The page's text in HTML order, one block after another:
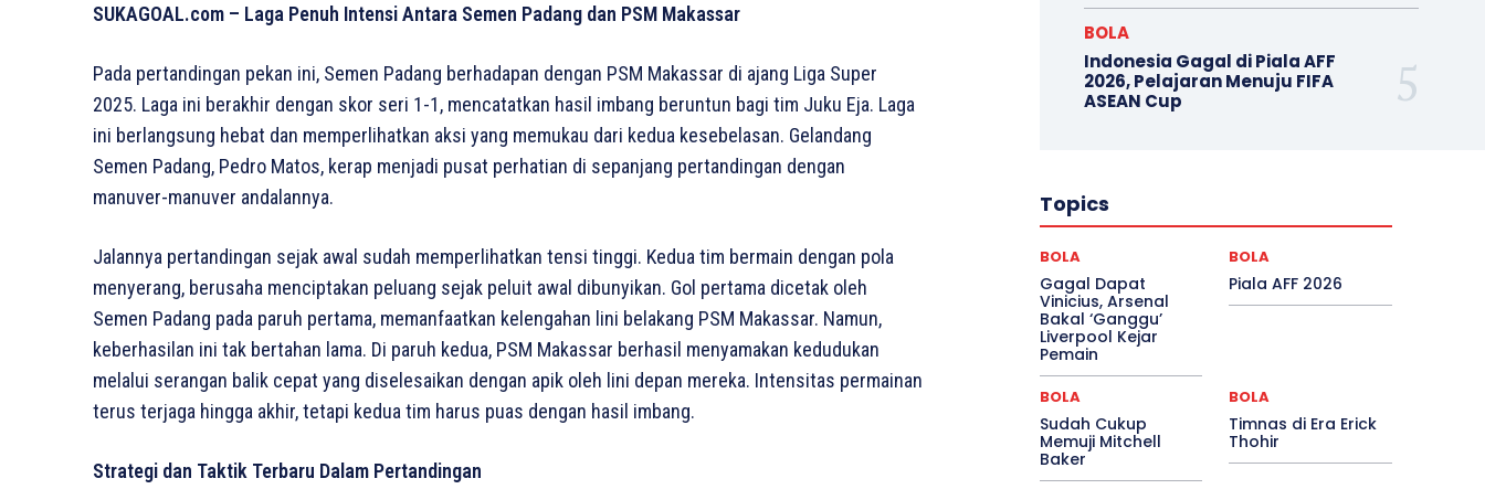
SUKAGOAL.com – Laga Penuh Intensi Antara Semen Padang dan PSM Makassar
Pada pertandingan pekan ini, Semen Padang berhadapan dengan PSM Makassar di ajang Liga Super
2025. Laga ini berakhir dengan skor seri 1-1, mencatatkan hasil imbang beruntun bagi tim Juku Eja. Laga
ini berlangsung hebat dan memperlihatkan aksi yang memukau dari kedua kesebelasan. Gelandang
Semen Padang, Pedro Matos, kerap menjadi pusat perhatian di sepanjang pertandingan dengan
manuver-manuver andalannya.
Jalannya pertandingan sejak awal sudah memperlihatkan tensi tinggi. Kedua tim bermain dengan pola
menyerang, berusaha menciptakan peluang sejak peluit awal dibunyikan. Gol pertama dicetak oleh
Semen Padang pada paruh pertama, memanfaatkan kelengahan lini belakang PSM Makassar. Namun,
keberhasilan ini tak bertahan lama. Di paruh kedua, PSM Makassar berhasil menyamakan kedudukan
melalui serangan balik cepat yang diselesaikan dengan apik oleh lini depan mereka. Intensitas permainan
terus terjaga hingga akhir, tetapi kedua tim harus puas dengan hasil imbang.
Strategi dan Taktik Terbaru Dalam Pertandingan
BOLA
Indonesia Gagal di Piala AFF
2026, Pelajaran Menuju FIFA
ASEAN Cup
Topics
BOLA
Gagal Dapat
Vinicius, Arsenal
Bakal ‘Ganggu’
Liverpool Kejar
Pemain
BOLA
Piala AFF 2026
BOLA
Sudah Cukup
Memuji Mitchell
Baker
BOLA
Timnas di Era Erick
Thohir